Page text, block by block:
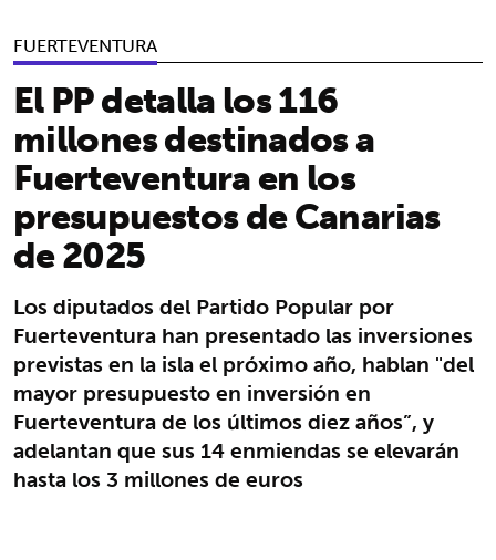
FUERTEVENTURA
El PP detalla los 116
millones destinados a
Fuerteventura en los
presupuestos de Canarias
de 2025
Los diputados del Partido Popular por
Fuerteventura han presentado las inversiones
previstas en la isla el próximo año, hablan "del
mayor presupuesto en inversión en
Fuerteventura de los últimos diez años”, y
adelantan que sus 14 enmiendas se elevarán
hasta los 3 millones de euros